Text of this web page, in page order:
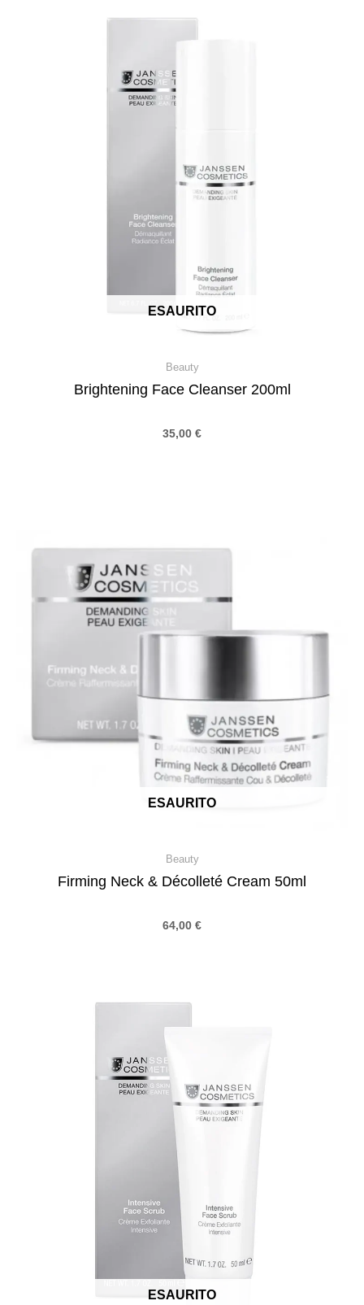
ESAURITO
Beauty
Brightening Face Cleanser 200ml
35,00 €
ESAURITO
Beauty
Firming Neck & Décolleté Cream 50ml
64,00 €
ESAURITO